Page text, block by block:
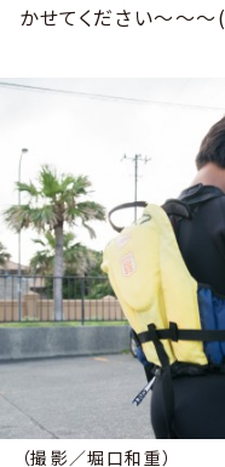
かせてください〜〜
（撮影／堀口和重）